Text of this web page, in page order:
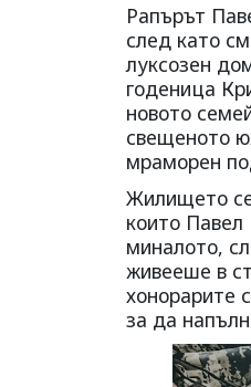
Рапърът
след като
луксозен
годеница
новото
свещеното
мраморен
Жилището
които Павел
миналото,
живееше в
хонорарите
за да